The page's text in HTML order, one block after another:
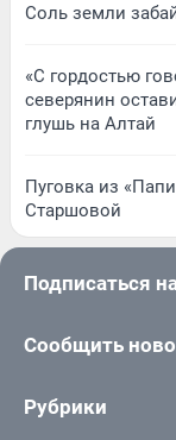
Соль земли
«С гордостью
северянин
глушь на Алтай
Пуговка из
Старшовой
Подписаться
Сообщить
Рубрики